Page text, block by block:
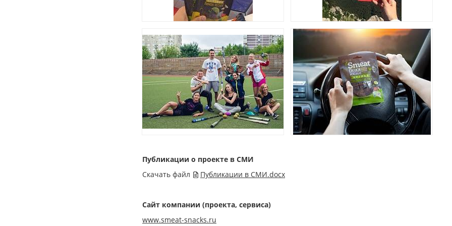
Публикации о проекте в СМИ
Скачать файл
Публикации в СМИ.docx
Сайт компании (проекта, сервиса)
www.smeat-snacks.ru